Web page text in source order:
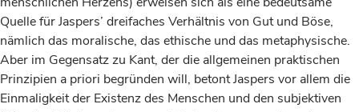
Quelle für Jaspers’ dreifaches Verhältnis von Gut und Böse,
nämlich das moralische, das ethische und das metaphysische.
Aber im Gegensatz zu Kant, der die allgemeinen praktischen
Prinzipien a priori begründen will, betont Jaspers vor allem die
Einmaligkeit der Existenz des Menschen und den subjektiven